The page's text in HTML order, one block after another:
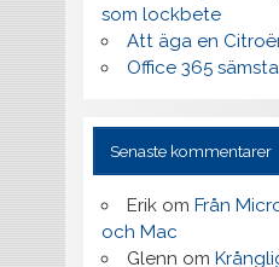
som lockbete
Att äga en
Office 365
Senaste kommentarer
Erik omFrån
och Mac
Glenn om